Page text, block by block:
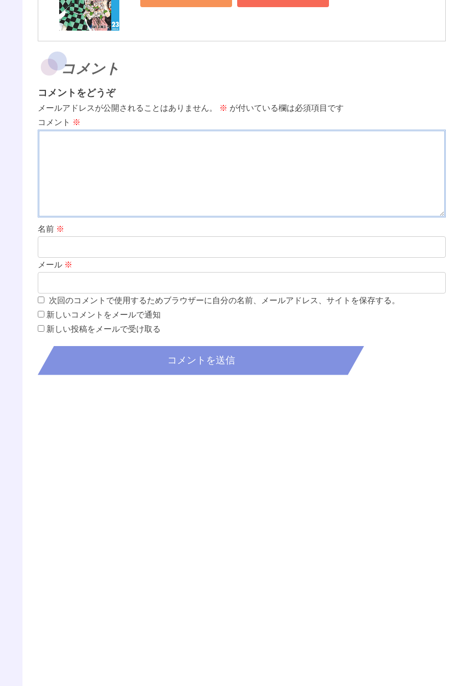
コメント
コメントをどうぞ
メールアドレスが公開されることはありません。 ※ が付いている欄は必須項目です
コメント ※
名前 ※
メール ※
次回のコメントで使用するためブラウザーに自分の名前、メールアドレス、サイトを保存する。
新しいコメントをメールで通知
新しい投稿をメールで受け取る